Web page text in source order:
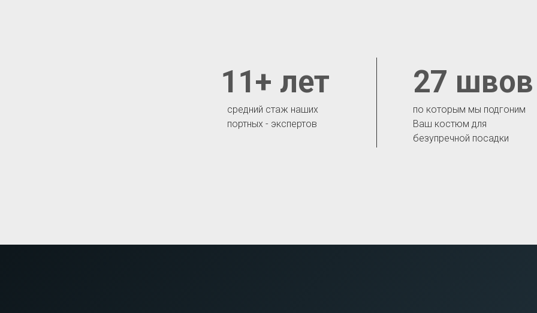
по которым мы подгоним
Ваш костюм для
безупречной посадки
27 швов
средний стаж наших
портных - экспертов
11+ лет